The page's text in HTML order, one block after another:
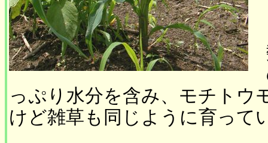
っぷり水分を含み、モチトウ
けど雑草も同じように育って